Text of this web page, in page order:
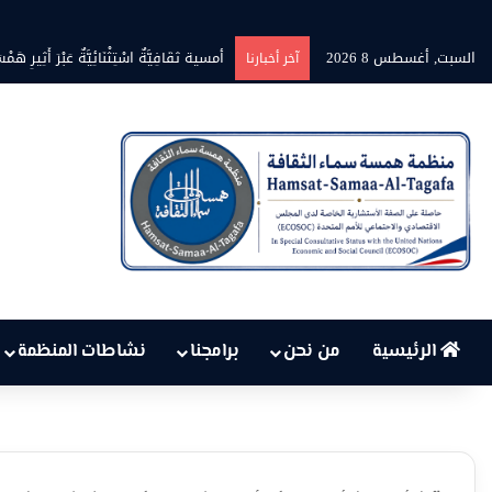
السبت, أغسطس 8 2026 آخر أخبارنا بين حرارة السماء وعجز البنية
الرئيسية من نحن برامجنا نشاطات المنظمة